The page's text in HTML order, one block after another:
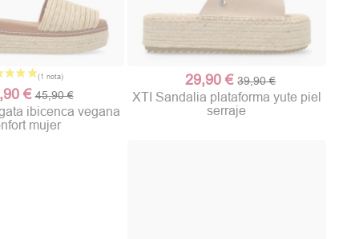
€ 45,90 €
ibicenca vegana
mujer
29,90 € 39,90 €
XTI Sandalia plataforma yute piel
serraje